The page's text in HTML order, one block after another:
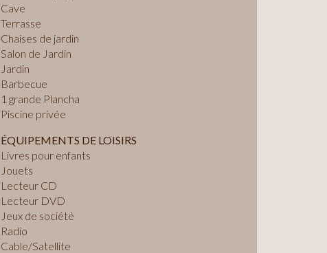
Cave
Terrasse
Chaises de jardin
Salon de Jardin
Jardin
Barbecue
1 grande Plancha
Piscine privée
ÉQUIPEMENTS DE LOISIRS
Livres pour enfants
Jouets
Lecteur CD
Lecteur DVD
Jeux de société
Radio
Cable/Satellite